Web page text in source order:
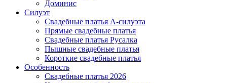
Доминис
Силуэт
Свадебные платья А-силуэта
Прямые свадебные платья
Свадебные платья Русалка
Пышные свадебные платья
Короткие свадебные платья
Особенность
Свадебные платья 2026